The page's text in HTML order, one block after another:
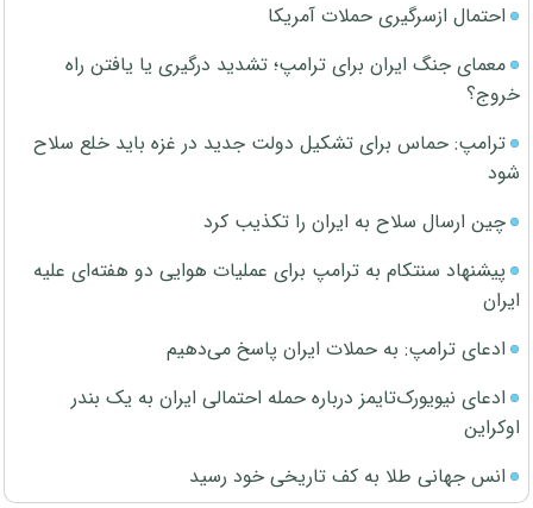
احتمال ازسرگیری حملات آمریکا
معمای جنگ ایران برای ترامپ؛ تشدید درگیری یا یافتن راه
خروج؟
ترامپ: حماس برای تشکیل دولت جدید در غزه باید خلع سلاح
شود
چین ارسال سلاح به ایران را تکذیب کرد
پیشنهاد سنتکام به ترامپ برای عملیات هوایی دو هفته‌ای علیه
ایران
ادعای ترامپ: به حملات ایران پاسخ می‌دهیم
ادعای نیویورک‌تایمز درباره حمله احتمالی ایران به یک بندر
اوکراین
انس جهانی طلا به کف تاریخی خود رسید